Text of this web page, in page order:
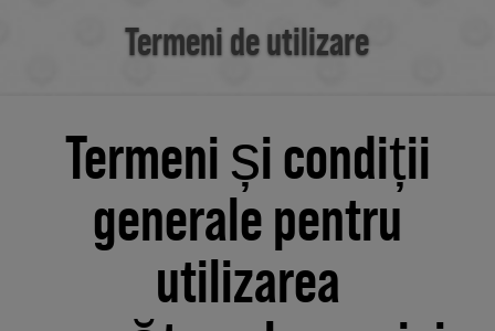
Termeni de utilizare
Termeni și condiții
generale pentru
utilizarea